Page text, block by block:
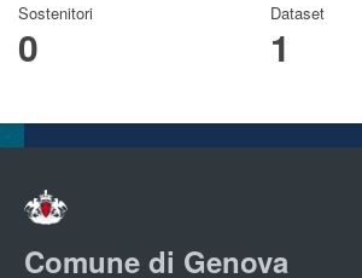
Sostenitori
0
Dataset
1
Comune di Genova